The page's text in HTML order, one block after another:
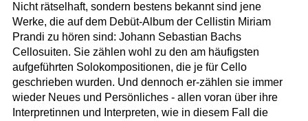
Nicht rätselhaft, sondern bestens bekannt sind jene
Werke, die auf dem Debüt-Album der Cellistin Miriam
Prandi zu hören sind: Johann Sebastian Bachs
Cellosuiten. Sie zählen wohl zu den am häufigsten
aufgeführten Solokompositionen, die je für Cello
geschrieben wurden. Und dennoch er-zählen sie immer
wieder Neues und Persönliches - allen voran über ihre
Interpretinnen und Interpreten, wie in diesem Fall die